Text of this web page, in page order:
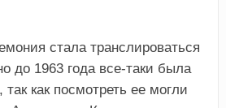
стала транслироваться
до 1963 года все-таки была
так как посмотреть ее могли